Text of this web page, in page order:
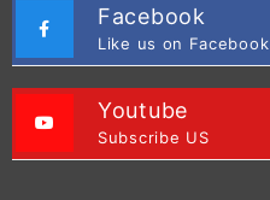
Facebook
Like us on Facebook
Youtube
Subscribe US